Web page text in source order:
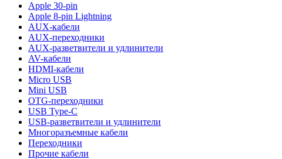
Apple 30-pin
Apple 8-pin Lightning
AUX-кабели
AUX-переходники
AUX-разветвители и удлинители
AV-кабели
HDMI-кабели
Micro USB
Mini USB
OTG-переходники
USB Type-C
USB-разветвители и удлинители
Многоразъемные кабели
Переходники
Прочие кабели